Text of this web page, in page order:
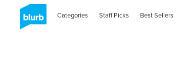
Categories Staff Picks Best Sellers